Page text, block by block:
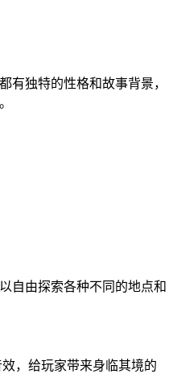
有独特的性格和故事背景，
自由探索各种不同的地点和
，给玩家带来身临其境的